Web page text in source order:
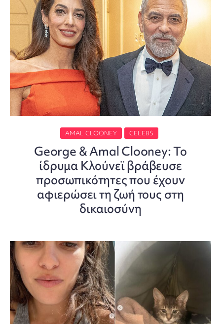
AMAL CLOONEY CELEBS
George & Amal Clooney: Το
ίδρυμα Κλούνεϊ βράβευσε
προσωπικότητες που έχουν
αφιερώσει τη ζωή τους στη
δικαιοσύνη